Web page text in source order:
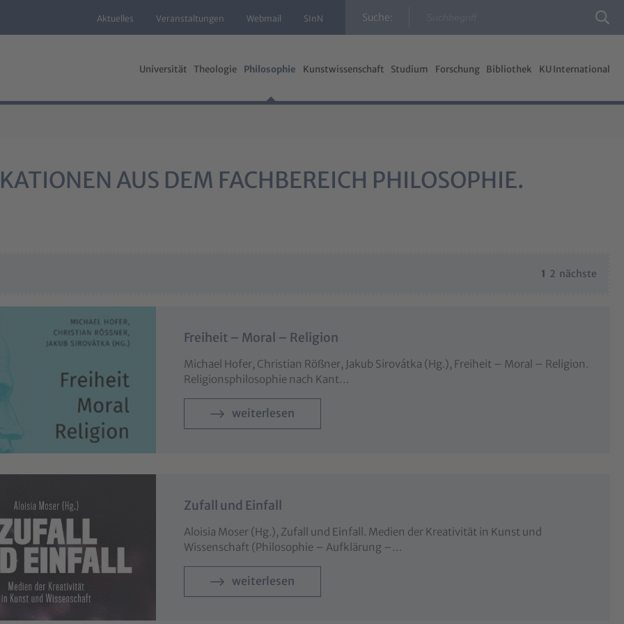
Aktuelles Veranstaltungen Webmail SInN Suche:
Universität Theologie Philosophie Kunstwissenschaft Studium Forschung Bibliothek KU International
AUS DEM FACHBEREICH PHILOSOPHIE.
1 2 nächste
Freiheit – Moral – Religion
Michael Hofer, Christian Rößner, Jakub Sirovátka (Hg.), Freiheit – Moral – Religion.
Religionsphilosophie nach Kant…
weiterlesen
Zufall und Einfall
Aloisia Moser (Hg.), Zufall und Einfall. Medien der Kreativität in Kunst und
Wissenschaft (Philosophie – Aufklärung –…
weiterlesen